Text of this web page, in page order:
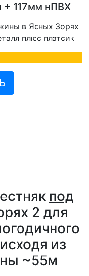
+ 117мм нПВХ
под
2 для
из
~55м